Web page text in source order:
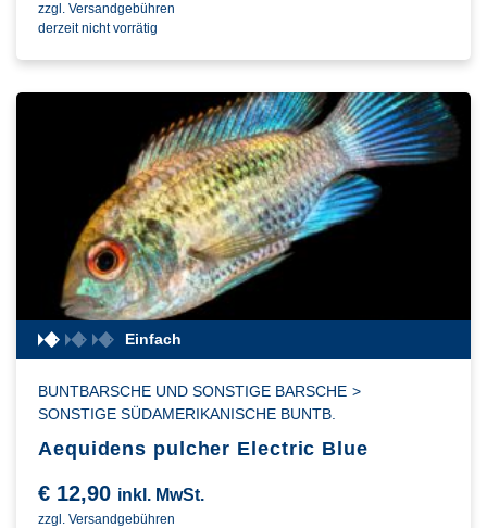
zzgl. Versandgebühren
derzeit nicht vorrätig
Einfach
BUNTBARSCHE UND SONSTIGE BARSCHE >
SONSTIGE SÜDAMERIKANISCHE BUNTB.
Aequidens pulcher Electric Blue
€ 12,90 inkl. MwSt.
zzgl. Versandgebühren